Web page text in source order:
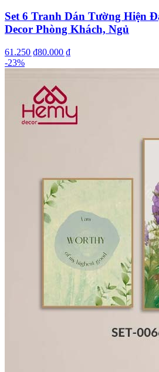
Set 6 Tranh Dán Tường Hiện
Decor Phòng Khách, Ngủ
61.250 ₫80.000 ₫
-23%